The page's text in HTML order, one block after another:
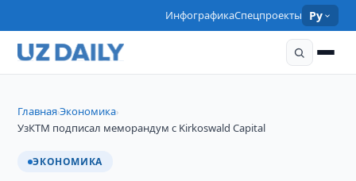
ИнфографикаСпецпроекты Ру
Главная›Экономика›
УзКТМ подписал меморандум с Kirkoswald Capital
ЭКОНОМИКА